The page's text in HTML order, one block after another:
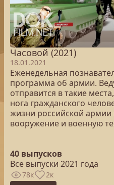
Часовой (2021)
18.01.2021
Еженедельная
программа об армии.
отправится в такие
нога гражданского
жизни российской
вооружение и военную
40 выпусков
Все выпуски 2021 года
78к 2к